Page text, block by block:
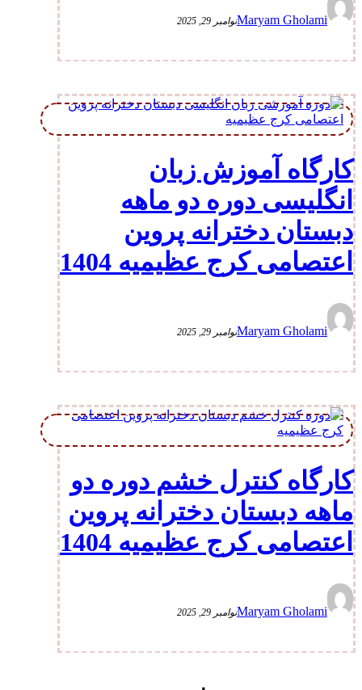
Maryam Gholamiنوامبر 29, 2025
کارگاه آموزش زبان
انگلیسی دوره دو ماهه
دبستان دخترانه پروین
اعتصامی کرج عظیمیه 1404
Maryam Gholamiنوامبر 29, 2025
کارگاه کنترل خشم دوره دو
ماهه دبستان دخترانه پروین
اعتصامی کرج عظیمیه 1404
Maryam Gholamiنوامبر 29, 2025